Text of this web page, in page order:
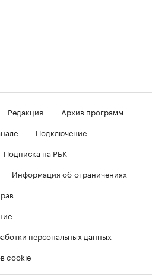
Редакция
Архив программ
Подключение
Подписка на РБК
Информация об ограничениях
персональных данных
cookie